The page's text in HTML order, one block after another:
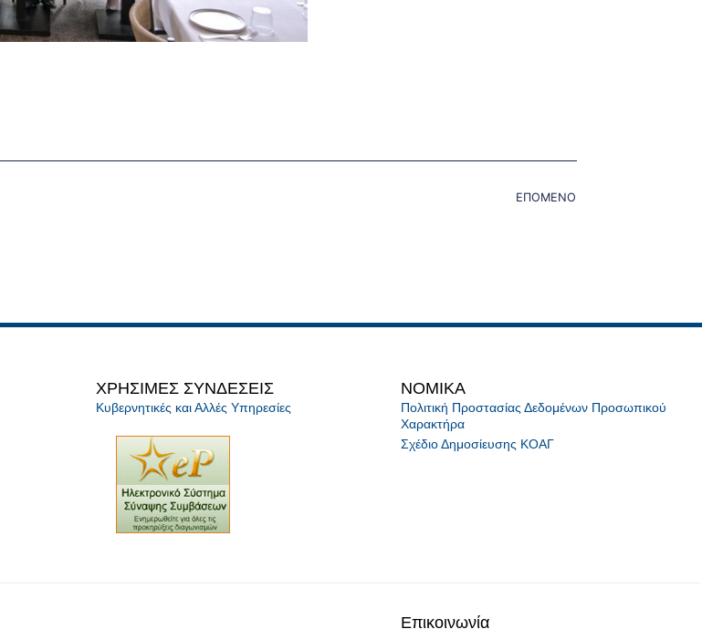
ΕΠΟΜΕΝΟ
ΧΡΗΣΙΜΕΣ ΣΥΝΔΕΣΕΙΣ
Κυβερνητικές και Αλλές Υπηρεσίες
NOMIKA
Πολιτική Προστασίας Δεδομένων Προσωπικού
Χαρακτήρα
Σχέδιο Δημοσίευσης ΚΟΑΓ
Επικοινωνία